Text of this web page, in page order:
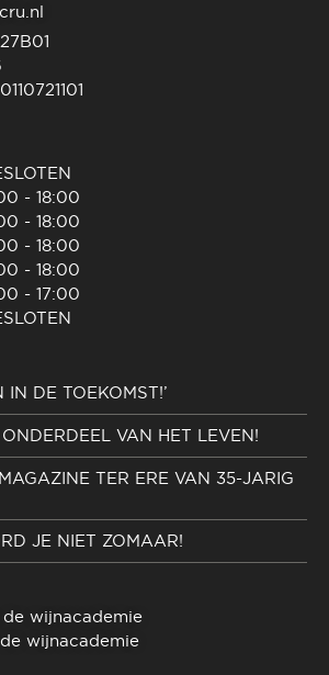
- 18:00
- 18:00
- 18:00
- 18:00
- 17:00
IN DE TOEKOMST!’
VAN HET LEVEN!
TER ERE VAN 35-JARIG
JE NIET ZOMAAR!
wijnacademie
wijnacademie